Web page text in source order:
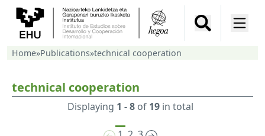
Home»Publications»technical cooperation
technical cooperation
Displaying 1 - 8of 19in total